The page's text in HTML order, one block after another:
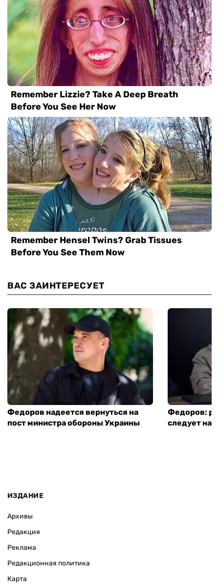
ВАС ЗАИНТЕРЕСУЕТ
Федоров надеется вернуться на
пост министра обороны Украины
Федоров:
следует
ИЗДАНИЕ
Архивы
Редакция
Реклама
Редакционная политика
Карта